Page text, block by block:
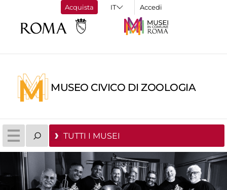
Acquista Accedi
MUSEO CIVICO DI ZOOLOGIA
TUTTI I MUSEI